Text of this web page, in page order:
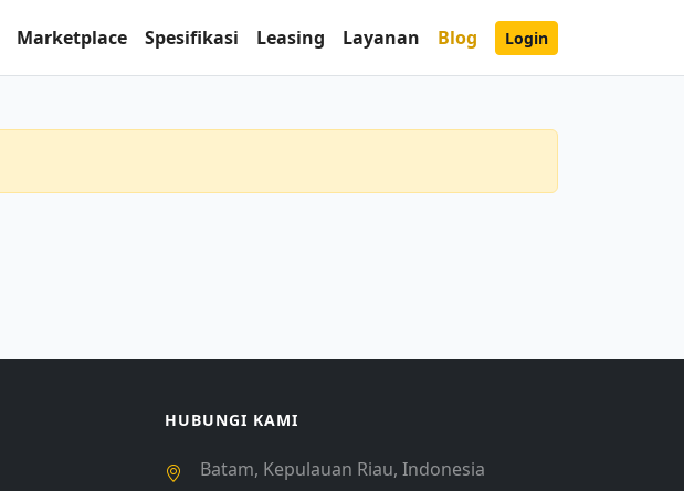
Marketplace Spesifikasi Leasing Layanan Blog Login
HUBUNGI KAMI
Batam, Kepulauan Riau, Indonesia